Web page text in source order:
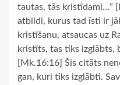
tautas, tās kristīdami…”
atbildi, kurus tad īsti ir
kristīšanu, atsaucas uz
kristīts, tas tiks izglābts,
[Mk.16:16] Šis citāts
gan, kuri tiks izglābti.